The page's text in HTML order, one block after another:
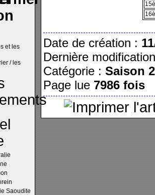
et les
/ les
Saoudite
Date de création :
Dernière
Catégorie : Saison
Page lue 7986 fois